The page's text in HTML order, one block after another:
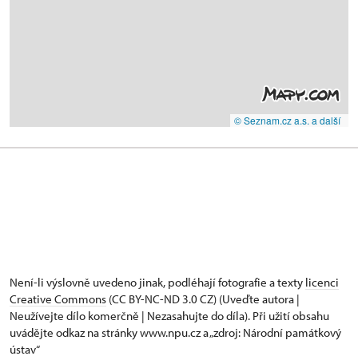
© Seznam.cz a.s. a další
Není-li výslovně uvedeno jinak, podléhají fotografie a texty licenci
Creative Commons (CC BY-NC-ND 3.0 CZ) (Uveďte autora |
Neužívejte dílo komerčně | Nezasahujte do díla). Při užití obsahu
uvádějte odkaz na stránky www.npu.cz a „zdroj: Národní památkový
ústav“